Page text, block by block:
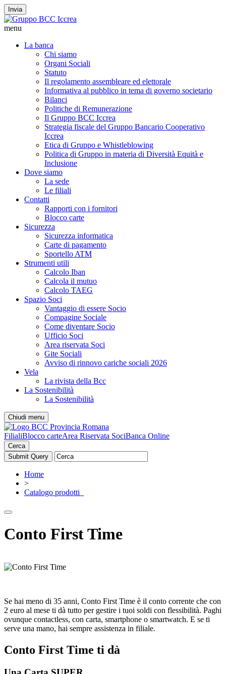
Invia
menu
La banca
Chi siamo
Organi Sociali
Statuto
Il regolamento assembleare ed elettorale
Informativa al pubblico in tema di governo societario
Bilanci
Politiche di Remunerazione
Il Gruppo BCC Iccrea
Strategia fiscale del Gruppo Bancario Cooperativo
Iccrea
Etica di Gruppo e Whistleblowing
Politica di Gruppo in materia di Diversità Equità e
Inclusione
Dove siamo
La sede
Le filiali
Contatti
Rapporti con i fornitori
Blocco carte
Sicurezza
Sicurezza informatica
Carte di pagamento
Sportello ATM
Strumenti utili
Calcolo Iban
Calcola il mutuo
Calcolo TAEG
Spazio Soci
Vantaggio di essere Socio
Compagine Sociale
Come diventare Socio
Ufficio Soci
Area riservata Soci
Gite Sociali
Avviso di rinnovo cariche sociali 2026
Vela
La rivista della Bcc
La Sostenibilità
La Sostenibilità
Chiudi menu
FilialiBlocco carteArea Riservata SociBanca Online
Cerca
Home
>
Catalogo prodotti_
Conto First Time
Se hai meno di 35 anni, Conto First Time è il conto corrente che con
2 euro al mese ti dà tutto per gestire i tuoi soldi con flessibilità. Paghi
ovunque contactless, con carta, smartphone o smartwatch. E se ti
serve una mano, hai sempre assistenza in filiale.
Conto First Time ti dà